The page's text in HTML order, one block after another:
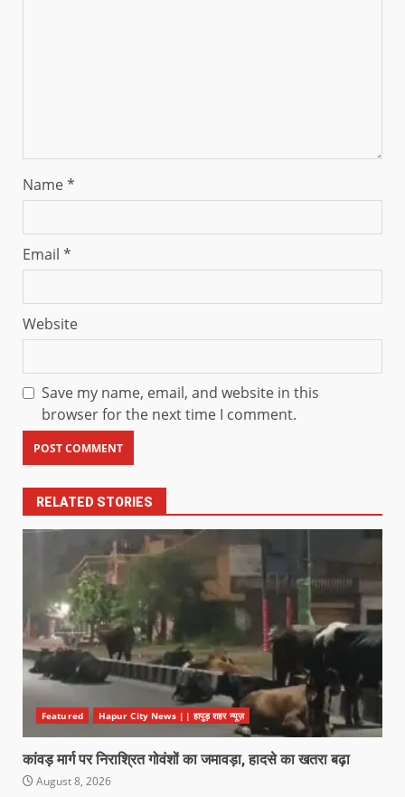
Name*
Email *
Website
Save my name, email, and website in this
browser for the next time I comment.
RELATED STORIES
Featured Hapur City News || हापुड़ शहर न्यूज़
कांवड़ मार्ग पर निराश्रित गोवंशों का जमावड़ा, हादसे का खतरा बढ़ा
August 8, 2026